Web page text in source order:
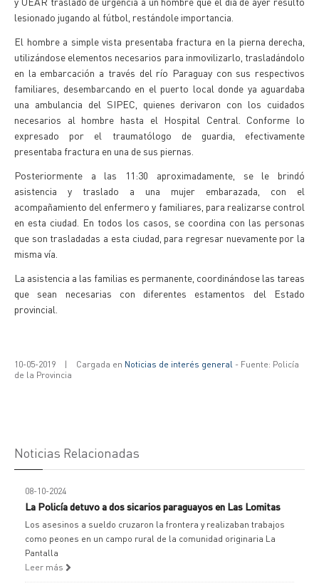
lesionado jugando al fútbol, restándole importancia.
El hombre a simple vista presentaba fractura en la pierna derecha,
utilizándose elementos necesarios para inmovilizarlo, trasladándolo
en la embarcación a través del río Paraguay con sus respectivos
familiares, desembarcando en el puerto local donde ya aguardaba
una ambulancia del SIPEC, quienes derivaron con los cuidados
necesarios al hombre hasta el Hospital Central. Conforme lo
expresado por el traumatólogo de guardia, efectivamente
presentaba fractura en una de sus piernas.
Posteriormente a las 11:30 aproximadamente, se le brindó
asistencia y traslado a una mujer embarazada, con el
acompañamiento del enfermero y familiares, para realizarse control
en esta ciudad. En todos los casos, se coordina con las personas
que son trasladadas a esta ciudad, para regresar nuevamente por la
misma vía.
La asistencia a las familias es permanente, coordinándose las tareas
que sean necesarias con diferentes estamentos del Estado
provincial.
10-05-2019 | Cargada en Noticias de interés general - Fuente: Policía
de la Provincia
Noticias Relacionadas
08-10-2024
La Policía detuvo a dos sicarios paraguayos en Las Lomitas
Los asesinos a sueldo cruzaron la frontera y realizaban trabajos
como peones en un campo rural de la comunidad originaria La
Pantalla
Leer más